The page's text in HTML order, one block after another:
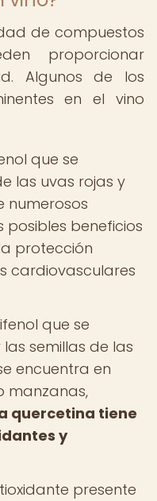
de compuestos
proporcionar
Algunos de los
en el vino
que se
las uvas rojas y
numerosos
posibles beneficios
protección
cardiovasculares
que se
semillas de las
encuentra en
manzanas,
quercetina tiene
y
presente